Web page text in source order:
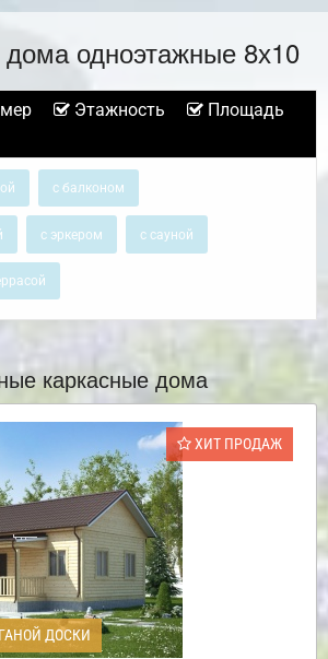
одноэтажные 8х10
Этажность
Площадь
с балконом
с эркером с сауной
каркасные дома
ХИТ ПРОДАЖ
ДОСКИ